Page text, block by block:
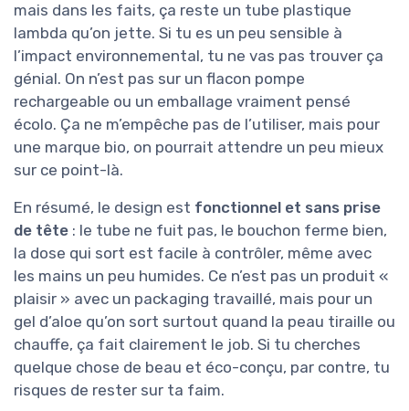
mais dans les faits, ça reste un tube plastique
lambda qu’on jette. Si tu es un peu sensible à
l’impact environnemental, tu ne vas pas trouver ça
génial. On n’est pas sur un flacon pompe
rechargeable ou un emballage vraiment pensé
écolo. Ça ne m’empêche pas de l’utiliser, mais pour
une marque bio, on pourrait attendre un peu mieux
sur ce point-là.
En résumé, le design est fonctionnel et sans prise
de tête : le tube ne fuit pas, le bouchon ferme bien,
la dose qui sort est facile à contrôler, même avec
les mains un peu humides. Ce n’est pas un produit «
plaisir » avec un packaging travaillé, mais pour un
gel d’aloe qu’on sort surtout quand la peau tiraille ou
chauffe, ça fait clairement le job. Si tu cherches
quelque chose de beau et éco-conçu, par contre, tu
risques de rester sur ta faim.